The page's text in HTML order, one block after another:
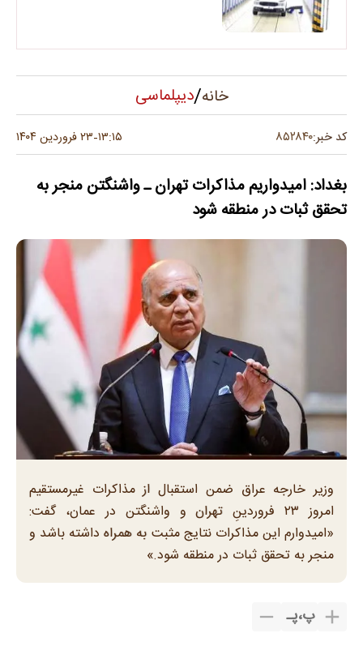
خانه/دیپلماسی
کد خبر:۸۵۲۸۴۰ ۱۳:۱۵-۲۳ فروردین ۱۴۰۴
بغداد: امیدواریم مذاکرات تهران ـ واشنگتن منجر به
تحقق ثبات در منطقه شود
وزیر خارجه عراق ضمن استقبال از مذاکرات غیرمستقیم
امروز ۲۳ فروردینِ تهران و واشنگتن در عمان، گفت:
«امیدوارم این مذاکرات نتایج مثبت به همراه داشته باشد و
منجر به تحقق ثبات در منطقه شود.»
پ،پـ